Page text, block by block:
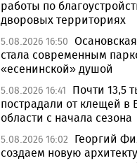
работы по
дворовых территориях
5.08.2026 16:50
стала современным
«есенинской» душой
5.08.2026 16:41
Почти 13,5
пострадали от клещей в
области с начала сезона
5.08.2026 16:02
Георгий
создаем новую